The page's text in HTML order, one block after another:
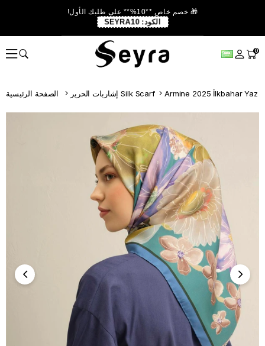
🎁 خصم خاص **10%** على طلبك الأول!
الكود: SEYRA10
0
إشاربات الحرير Silk Scarf Armine 2025 İlkbahar Yaz